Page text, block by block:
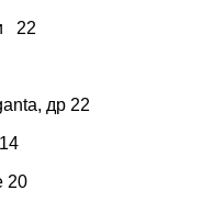
22
др 22
14
20